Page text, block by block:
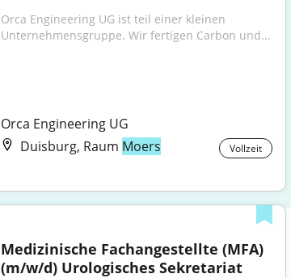
Orca Engineering UG ist teil einer kleinen
Unternehmensgruppe. Wir fertigen Carbon und...
Orca Engineering UG
Duisburg, Raum Moers Vollzeit
Medizinische Fachangestellte (MFA)
(m/w/d) Urologisches Sekretariat